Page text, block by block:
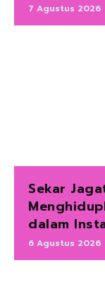
7 Agustus 2026
Sekar
dalam
6 Agustus 2026